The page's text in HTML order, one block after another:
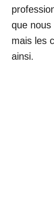
que nous
mais les
ainsi.